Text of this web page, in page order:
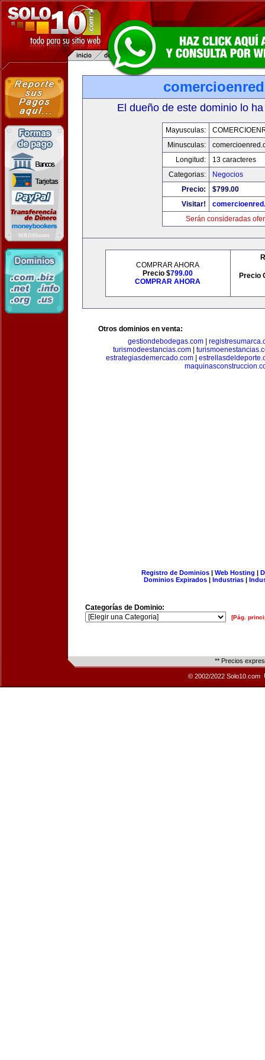
El dueño de este dominio lo
Mayusculas:
Minusculas:
Longitud:
13 caracteres
Categorias:
Negocios
Precio:
$799.00
Visitar!
Serán consideradas
COMPRAR AHORA
Precio $799.00
COMPRAR AHORA
Precio
Otros dominios en venta:
gestiondebodegas.com|
turismodeestancias.com
estrategiasdemercado.com|
Registro de Dominios| Web Hosting |
Dominios Expirados | Industrias |
Categorías de Dominio:
[Pág.
** Precios
© 2002/2022 Solo10.com